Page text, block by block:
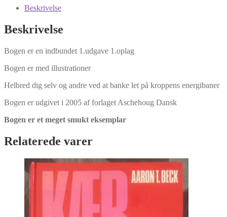
Beskrivelse
Beskrivelse
Bogen er en indbundet 1.udgave 1.oplag
Bogen er med illustrationer
Helbred dig selv og andre ved at banke let på kroppens energibaner
Bogen er udgivet i 2005 af forlaget Aschehoug Dansk
Bogen er et meget smukt eksemplar
Relaterede varer